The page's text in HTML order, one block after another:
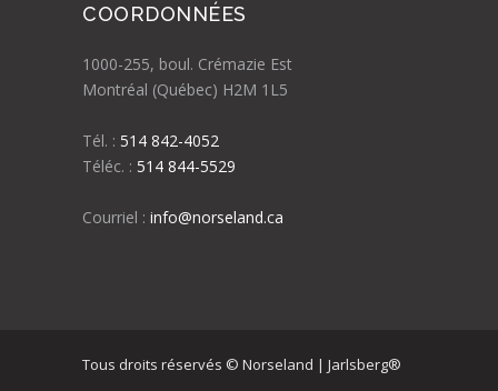
COORDONNÉES
1000-255, boul. Crémazie Est
Montréal (Québec) H2M 1L5
Tél. : 514 842-4052
Téléc. : 514 844-5529
Courriel : info@norseland.ca
Tous droits réservés © Norseland | Jarlsberg®